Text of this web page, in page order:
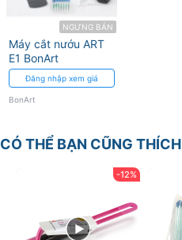
NGƯNG BÁN
Máy cắt nướu ART
E1 BonArt
Đăng nhập xem giá
BonArt
CÓ THỂ BẠN CŨNG THÍCH
-12%